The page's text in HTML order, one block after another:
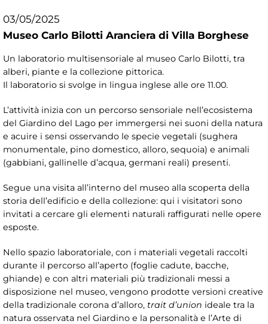
03/05/2025
Museo Carlo Bilotti Aranciera di Villa Borghese
Un laboratorio multisensoriale al museo Carlo Bilotti, tra
alberi, piante e la collezione pittorica.
Il laboratorio si svolge in lingua inglese alle ore 11.00.
L’attività inizia con un percorso sensoriale nell’ecosistema
del Giardino del Lago per immergersi nei suoni della natura
e acuire i sensi osservando le specie vegetali (sughera
monumentale, pino domestico, alloro, sequoia) e animali
(gabbiani, gallinelle d’acqua, germani reali) presenti.
Segue una visita all’interno del museo alla scoperta della
storia dell’edificio e della collezione: qui i visitatori sono
invitati a cercare gli elementi naturali raffigurati nelle opere
esposte.
Nello spazio laboratoriale, con i materiali vegetali raccolti
durante il percorso all’aperto (foglie cadute, bacche,
ghiande) e con altri materiali più tradizionali messi a
disposizione nel museo, vengono prodotte versioni creative
della tradizionale corona d’alloro, trait d’union ideale tra la
natura osservata nel Giardino e la personalità e l’Arte di